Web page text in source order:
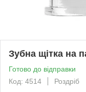
Зубна щітка на
Готово до відправки
Код: 4514
Роздріб